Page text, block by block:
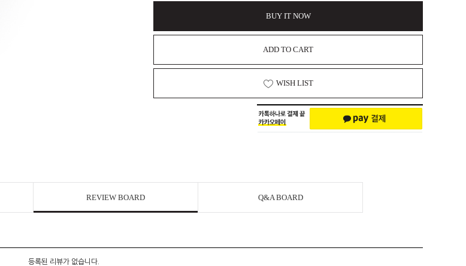
BUY IT NOW
ADD TO CART
WISH LIST
REVIEW BOARD Q&A BOARD
등록된 리뷰가 없습니다.